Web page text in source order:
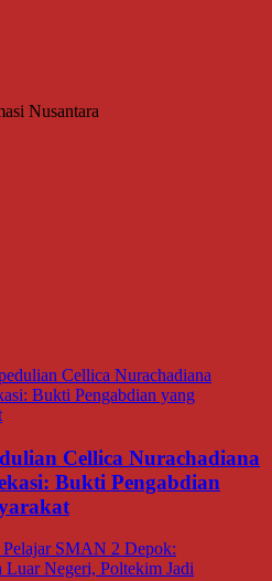
Nusantara
Cellica Nurachadiana
Bukti Pengabdian